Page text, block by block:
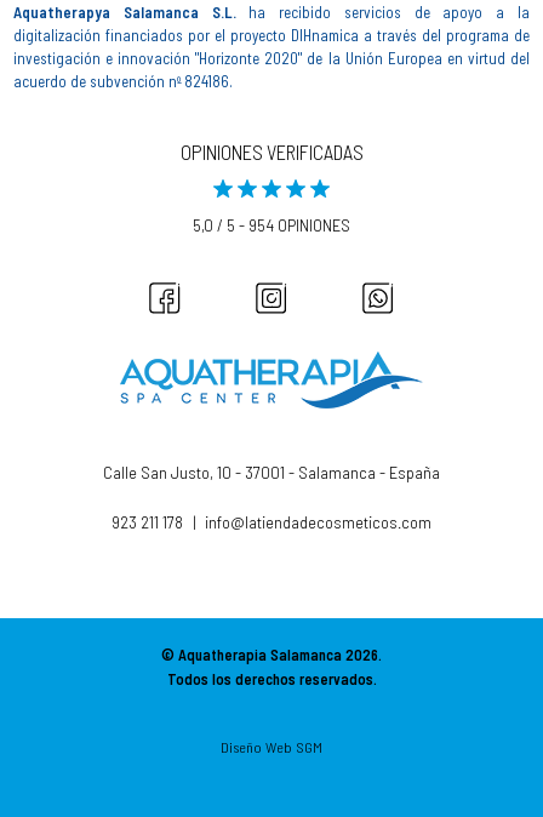
Aquatherapya Salamanca S.L. ha recibido servicios de apoyo a la
digitalización financiados por el proyecto DIHnamica a través del programa de
investigación e innovación "Horizonte 2020" de la Unión Europea en virtud del
acuerdo de subvención nº 824186.
OPINIONES VERIFICADAS
5,0 / 5 - 954 OPINIONES
Calle San Justo, 10 - 37001 - Salamanca - España
923 211 178 | info@latiendadecosmeticos.com
© Aquatherapia Salamanca2026.
Todos los derechos reservados.
Diseño Web SGM